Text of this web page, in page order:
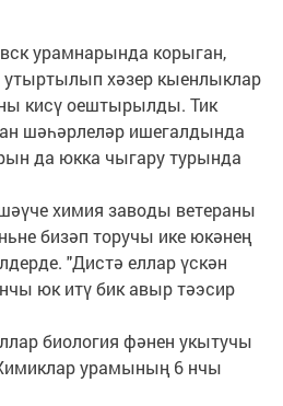
урамнарында корыган,
утыртылып хәзер кыенлыклар
кисү оештырылды. Тик
шәһәрлеләр ишегалдында
да юкка чыгару турында
химия заводы ветераны
бизәп торучы ике юкәнең
"Дистә еллар үскән
юк итү бик авыр тәэсир
биология фәнен укытучы
урамының 6 нчы